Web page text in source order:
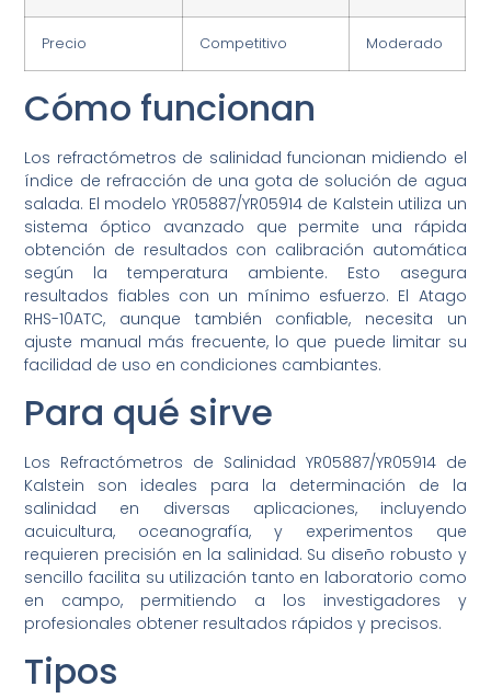
Precio Competitivo Moderado
Cómo funcionan
Los refractómetros de salinidad funcionan midiendo el
índice de refracción de una gota de solución de agua
salada. El modelo YR05887/YR05914 de Kalstein utiliza un
sistema óptico avanzado que permite una rápida
obtención de resultados con calibración automática
según la temperatura ambiente. Esto asegura
resultados fiables con un mínimo esfuerzo. El Atago
RHS-10ATC, aunque también confiable, necesita un
ajuste manual más frecuente, lo que puede limitar su
facilidad de uso en condiciones cambiantes.
Para qué sirve
Los Refractómetros de Salinidad YR05887/YR05914 de
Kalstein son ideales para la determinación de la
salinidad en diversas aplicaciones, incluyendo
acuicultura, oceanografía, y experimentos que
requieren precisión en la salinidad. Su diseño robusto y
sencillo facilita su utilización tanto en laboratorio como
en campo, permitiendo a los investigadores y
profesionales obtener resultados rápidos y precisos.
Tipos